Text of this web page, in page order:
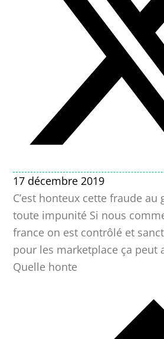
17 décembre 2019
C’est honteux cette fraude
toute impunité Si nous
france on est contrôlé et
pour les marketplace ça peut
Quelle honte